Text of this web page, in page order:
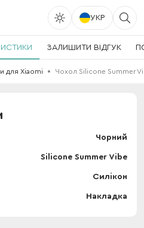
УКР
ЗАЛИШИТИ ВІДГУК
для Xiaomi Чохол Silicone Summer
Чорний
Silicone Summer Vibe
Силікон
Накладка